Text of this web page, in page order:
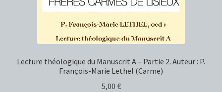
Lecture théologique du Manuscrit A – Partie 2. Auteur : P.
François-Marie Lethel (Carme)
5,00 €